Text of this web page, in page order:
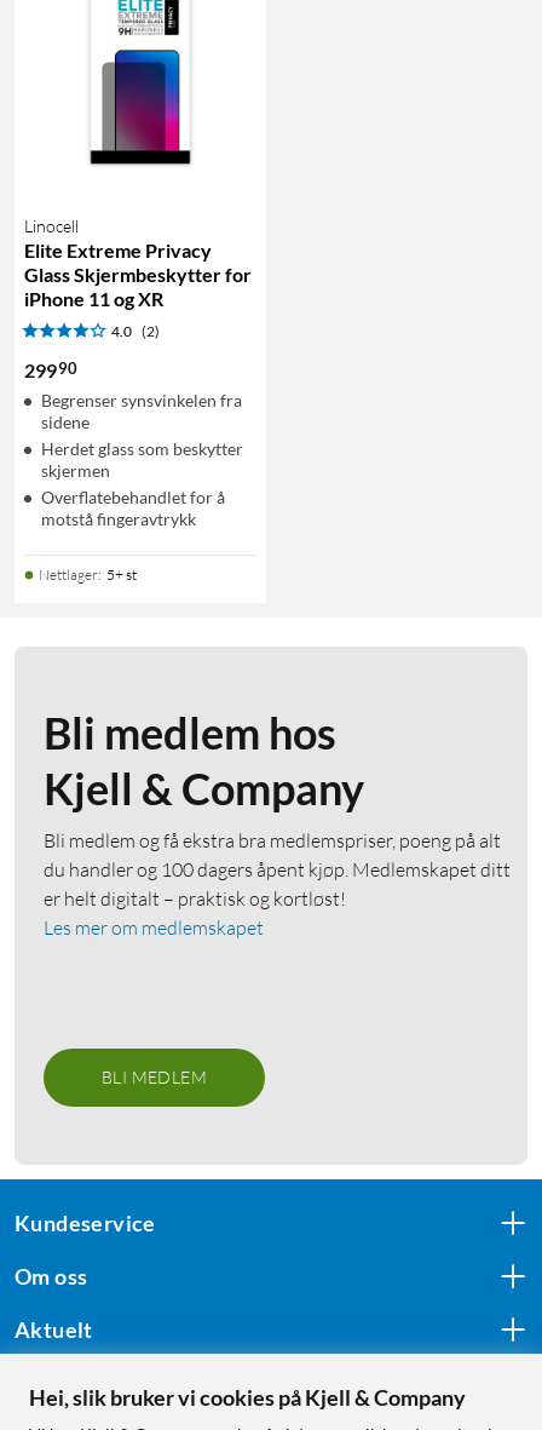
Linocell
Elite Extreme Privacy
Glass Skjermbeskytter for
iPhone 11 og XR
4.0 (2)
29990
Begrenser synsvinkelen fra
sidene
Herdet glass som beskytter
skjermen
Overflatebehandlet for å
motstå fingeravtrykk
Nettlager: 5+ st
Bli medlem hos
Kjell & Company
Bli medlem og få ekstra bra medlemspriser, poeng på alt
du handler og 100 dagers åpent kjøp. Medlemskapet ditt
er helt digitalt – praktisk og kortløst!
Les mer om medlemskapet
BLI MEDLEM
Kundeservice
Om oss
Aktuelt
Følg oss
Hei, slik bruker vi cookies på Kjell & Company